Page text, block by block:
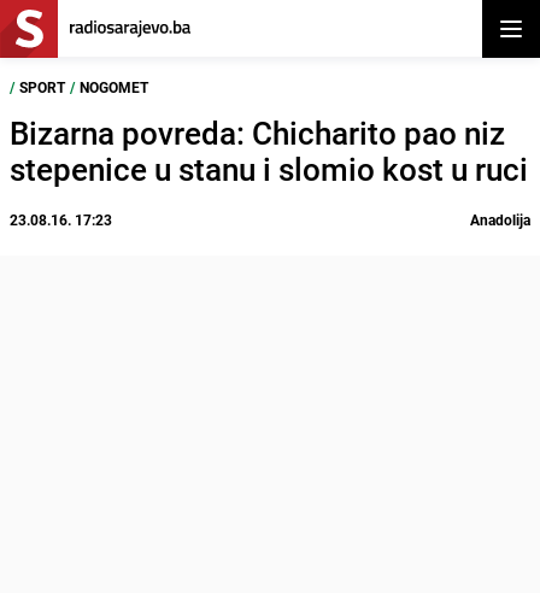
/ SPORT / NOGOMET
Bizarna povreda: Chicharito pao niz
stepenice u stanu i slomio kost u ruci
23.08.16. 17:23 Anadolija